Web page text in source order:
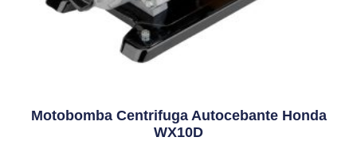
Motobomba Centrifuga Autocebante Honda
WX10D